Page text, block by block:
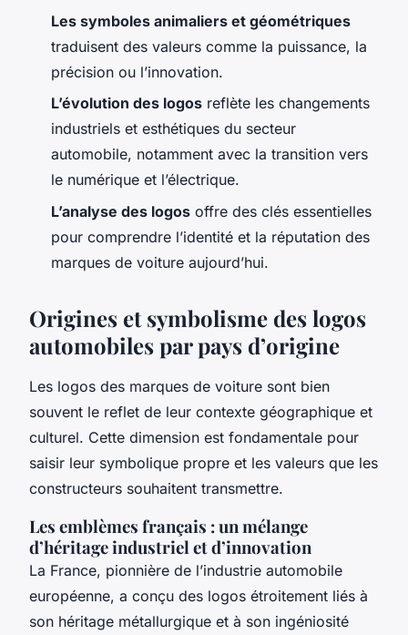
Les symboles animaliers et géométriques
traduisent des valeurs comme la puissance, la
précision ou l’innovation.
L’évolution des logos reflète les changements
industriels et esthétiques du secteur
automobile, notamment avec la transition vers
le numérique et l’électrique.
L’analyse des logos offre des clés essentielles
pour comprendre l’identité et la réputation des
marques de voiture aujourd’hui.
Origines et symbolisme des logos
automobiles par pays d’origine
Les logos des marques de voiture sont bien
souvent le reflet de leur contexte géographique et
culturel. Cette dimension est fondamentale pour
saisir leur symbolique propre et les valeurs que les
constructeurs souhaitent transmettre.
Les emblèmes français : un mélange
d’héritage industriel et d’innovation
La France, pionnière de l’industrie automobile
européenne, a conçu des logos étroitement liés à
son héritage métallurgique et à son ingéniosité